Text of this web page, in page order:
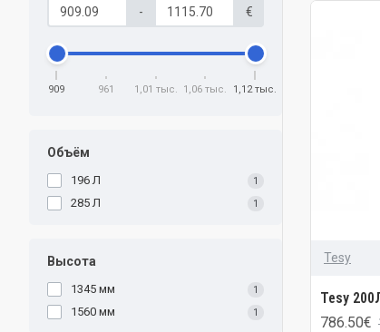
- €
909 961 1,01 тыс. 1,06 тыс. 1,12 тыс.
Объём
196 Л 1
285 Л 1
Высота
1345 мм 1
1560 мм 1
Tesy
Tesy
786.50€